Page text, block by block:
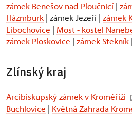
zámek Benešov nad Ploučnicí |
Házmburk | zámek Jezeří | zámek
Libochovice | Most - kostel
zámek Ploskovice | zámek Stekník |
Zlínský kraj
Arcibiskupský zámek v Kroměříži
Buchlovice | Květná Zahrada